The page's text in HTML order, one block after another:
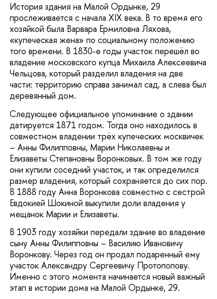
История здания на Малой Ордынке, 29
прослеживается с начала ХІХ века. В то время его
хозяйкой была Варвара Ермиловна Ляхова,
«купеческая жена» по социальному положению
того времени. В 1830-е годы участок перешёл во
владение московского купца Михаила Алексеевича
Чельцова, который разделил владения на две
части: территорию справа занимал сад, а слева был
деревянный дом.
Следующее официальное упоминание о здании
датируется 1871 годом. Тогда оно находилось в
совместном владении трёх купеческих москвичек
– Анны Филипповны, Марии Николаевны и
Елизаветы Степановны Воронковых. В том же году
они купили соседний участок, и так определился
размер владения, который сохраняется до сих пор.
В 1888 году Анна Воронкова совместно с сестрой
Евдокией Шокиной выкупили доли владения у
мещанок Марии и Елизаветы.
В 1903 году хозяйки передали здание во владение
сыну Анны Филипповны – Василию Ивановичу
Воронкову. Через год он продал подаренный ему
участок Александру Сергеевичу Протопопову.
Именно с этого момента начинается новый важный
этап в истории дома на Малой Ордынке, 29.